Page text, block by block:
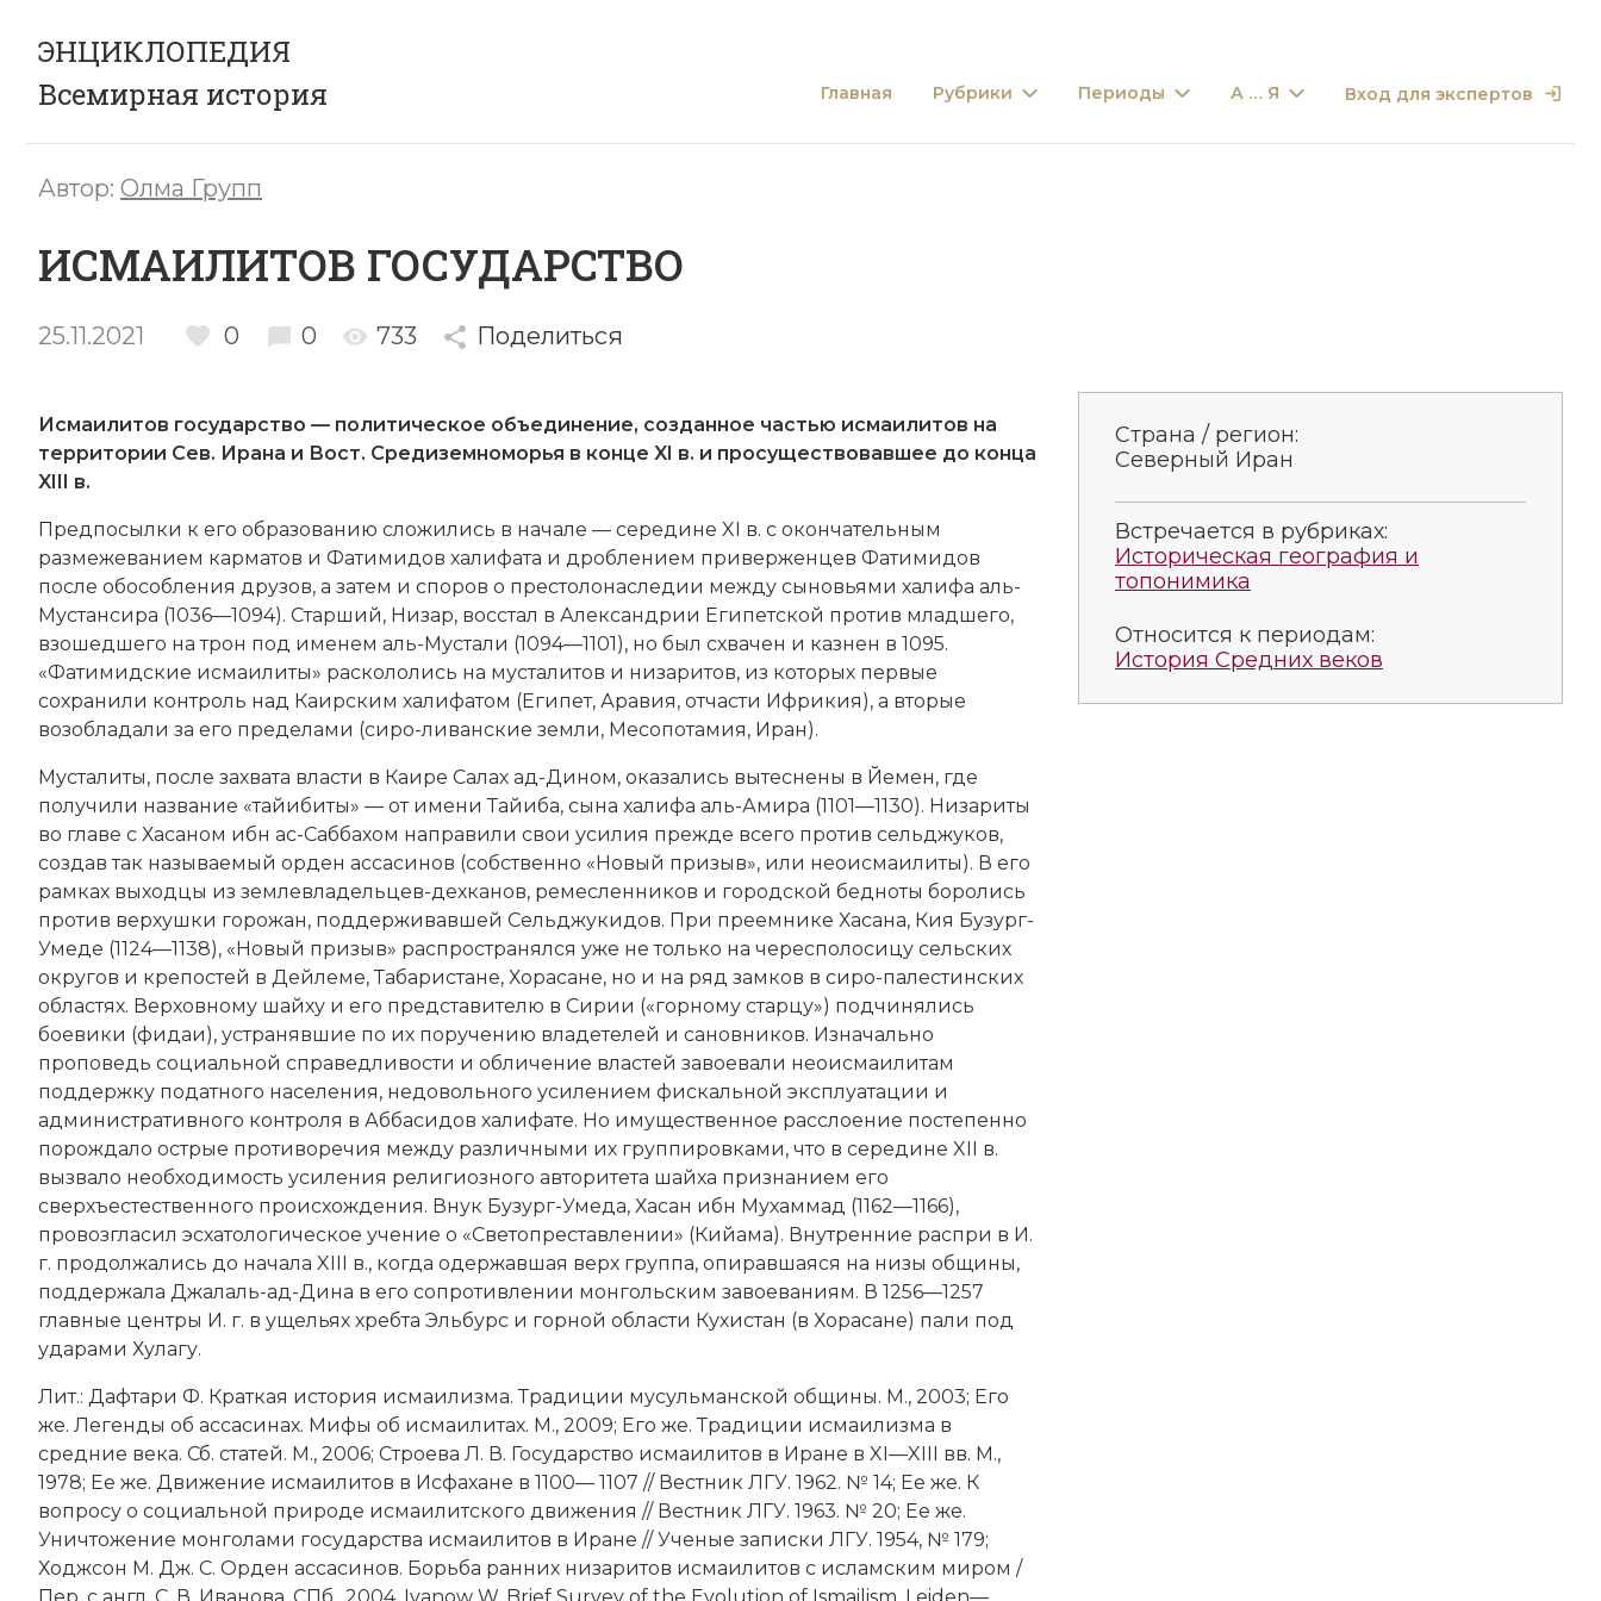
ЭНЦИКЛОПЕДИЯ
Всемирная история
Главная Рубрики Периоды А … Я Вход для экспертов
Автор: Олма Групп
ИСМАИЛИТОВ ГОСУДАРСТВО
25.11.2021 0 0 733 Поделиться
Исмаилитов государство — политическое объединение, созданное частью исмаилитов на
территории Сев. Ирана и Вост. Средиземноморья в конце XI в. и просуществовавшее до конца
XIII в.
Предпосылки к его образованию сложились в начале — середине XI в. с окончательным
размежеванием карматов и Фатимидов халифата и дроблением приверженцев Фатимидов
после обособления друзов, а затем и споров о престолонаследии между сыновьями халифа аль-
Мустансира (1036—1094). Старший, Низар, восстал в Александрии Египетской против младшего,
взошедшего на трон под именем аль-Мустали (1094—1101), но был схвачен и казнен в 1095.
«Фатимидские исмаилиты» раскололись на мусталитов и низаритов, из которых первые
сохранили контроль над Каирским халифатом (Египет, Аравия, отчасти Ифрикия), а вторые
возобладали за его пределами (сиро-ливанские земли, Месопотамия, Иран).
Мусталиты, после захвата власти в Каире Салах ад-Дином, оказались вытеснены в Йемен, где
получили название «тайибиты» — от имени Тайиба, сына халифа аль-Амира (1101—1130). Низариты
во главе с Хасаном ибн ас-Саббахом направили свои усилия прежде всего против сельджуков,
создав так называемый орден ассасинов (собственно «Новый призыв», или неоисмаилиты). В его
рамках выходцы из землевладельцев-дехканов, ремесленников и городской бедноты боролись
против верхушки горожан, поддерживавшей Сельджукидов. При преемнике Хасана, Кия Бузург-
Умеде (1124—1138), «Новый призыв» распространялся уже не только на чересполосицу сельских
округов и крепостей в Дейлеме, Табаристане, Хорасане, но и на ряд замков в сиро-палестинских
областях. Верховному шайху и его представителю в Сирии («горному старцу») подчинялись
боевики (фидаи), устранявшие по их поручению владетелей и сановников. Изначально
проповедь социальной справедливости и обличение властей завоевали неоисмаилитам
поддержку податного населения, недовольного усилением фискальной эксплуатации и
административного контроля в Аббасидов халифате. Но имущественное расслоение постепенно
порождало острые противоречия между различными их группировками, что в середине XII в.
вызвало необходимость усиления религиозного авторитета шайха признанием его
сверхъестественного происхождения. Внук Бузург-Умеда, Хасан ибн Мухаммад (1162—1166),
провозгласил эсхатологическое учение о «Светопреставлении» (Кийама). Внутренние распри в И.
г. продолжались до начала XIII в., когда одержавшая верх группа, опиравшаяся на низы общины,
поддержала Джалаль-ад-Дина в его сопротивлении монгольским завоеваниям. В 1256—1257
главные центры И. г. в ущельях хребта Эльбурс и горной области Кухистан (в Хорасане) пали под
ударами Хулагу.
Лит.: Дафтари Ф. Краткая история исмаилизма. Традиции мусульманской общины. М., 2003; Его
же. Легенды об ассасинах. Мифы об исмаилитах. М., 2009; Его же. Традиции исмаилизма в
средние века. Сб. статей. М., 2006; Строева Л. В. Государство исмаилитов в Иране в XI—XIII вв. М.,
1978; Ее же. Движение исмаилитов в Исфахане в 1100— 1107 // Вестник ЛГУ. 1962. № 14; Ее же. К
вопросу о социальной природе исмаилитского движения // Вестник ЛГУ. 1963. № 20; Ее же.
Уничтожение монголами государства исмаилитов в Иране // Ученые записки ЛГУ. 1954, № 179;
Ходжсон М. Дж. С. Орден ассасинов. Борьба ранних низаритов исмаилитов с исламским миром /
Страна / регион:
Северный Иран
Встречается в рубриках:
Историческая география и
топонимика
Относится к периодам:
История Средних веков